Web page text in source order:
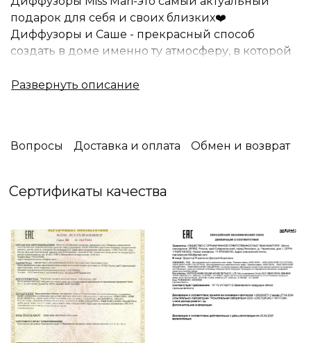
подарок для себя и своих близких❤️
Диффузоры и Саше - прекрасный способ
создать в доме именно ту атмосферу, в которой
наслаждаться счастливыми моментами вместе с
запахов: фруктовых или цветочных, терпких или
свежих, пряных или сладких.
который будет ассоциироваться с вашим
уютным домом.
Побалуйте себя и окунитесь в свои мечты
вместе с Miss Mari❤️
Вопросы Доставка и оплата Обмен и возврат
Сертификаты качества